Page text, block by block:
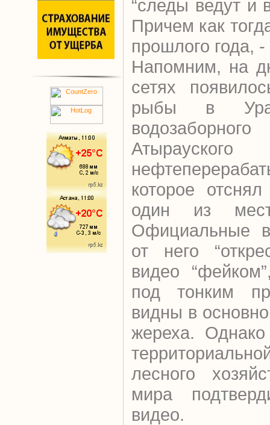
“следы ведут и
Причем как
прошлого года, -
Напомним, на
сетях
рыбы в
Атырауского
которое
один из
Официальные
от него
видео
под тонким
видны в
жереха.
лесного
мира
видео.